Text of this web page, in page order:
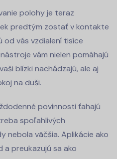
polohy je teraz
predtým zostať v kontakte
od vás vzdialení tisíce
vám nielen pomáhajú
blízki nachádzajú, ale aj
na duši.
povinnosti ťahajú
spoľahlivých
nebola väčšia. Aplikácie ako
preukazujú sa ako